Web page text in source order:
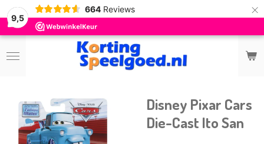
9,5
664 Reviews ×
Disney Pixar Cars
Die-Cast Ito San